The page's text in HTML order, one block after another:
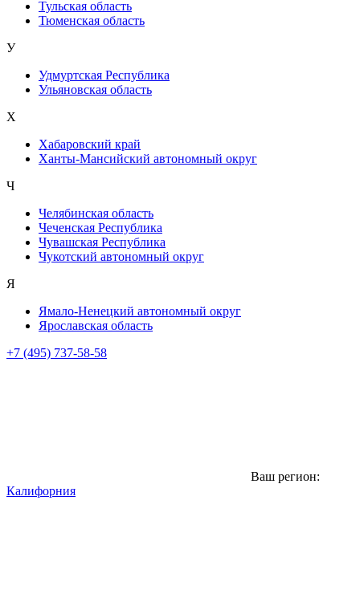
Тульская область
Тюменская область
У
Удмуртская Республика
Ульяновская область
Х
Хабаровский край
Ханты-Мансийский автономный округ
Ч
Челябинская область
Чеченская Республика
Чувашская Республика
Чукотский автономный округ
Я
Ямало-Ненецкий автономный округ
Ярославская область
+7 (495) 737-58-58
Ваш регион:
Калифорния